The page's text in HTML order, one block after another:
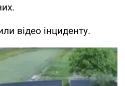
відео інциденту.